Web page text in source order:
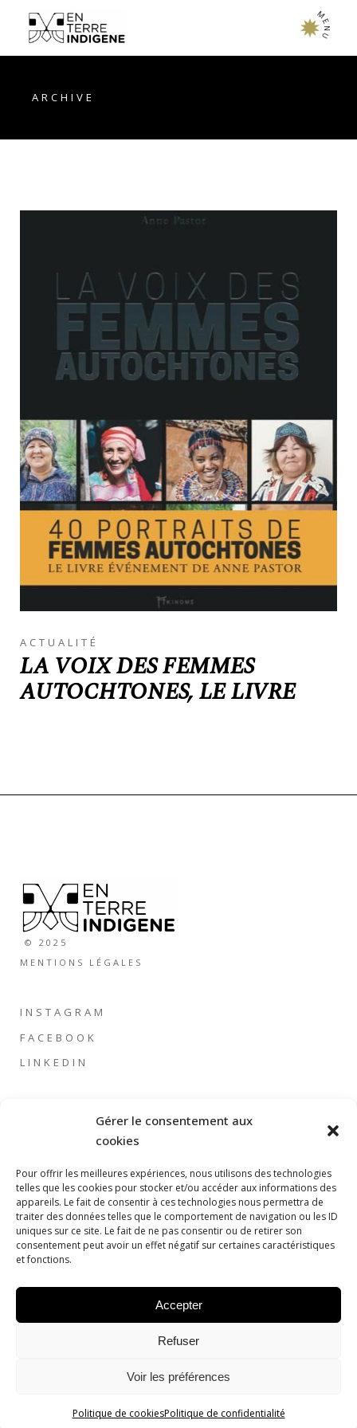
Gérer le consentement aux
cookies
Pour offrir les meilleures expériences, nous utilisons des technologies
telles que les cookies pour stocker et/ou accéder aux informations des
appareils. Le fait de consentir à ces technologies nous permettra de
traiter des données telles que le comportement de navigation ou les ID
uniques sur ce site. Le fait de ne pas consentir ou de retirer son
consentement peut avoir un effet négatif sur certaines caractéristiques
et fonctions.
Accepter
Refuser
Voir les préférences
Politique de cookiesPolitique de confidentialité
M
E
N
U
ARCHIVE
ACTUALITÉ
LA VOIX DES FEMMES
AUTOCHTONES, LE LIVRE
© 2025
MENTIONS LÉGALES
INSTAGRAM
FACEBOOK
LINKEDIN
PODCASTICS
L'ASSOCIATION
L'ÉQUIPE
ACTUALITÉ
CONTACT ET PRESSE